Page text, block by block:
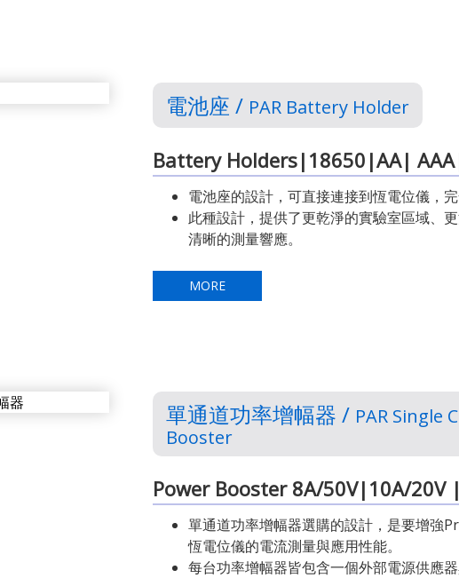
電池座 / PAR Battery Holder
Battery Holders|18650|AA|
電池座的設計，可直接連接到恆電位儀，完
此種設計，提供了更乾淨的實驗室區域、
清晰的測量響應。
MORE
單通道功率增幅器 / PAR Single
Booster
Power Booster 8A/50V|10A/20V
單通道功率增幅器選購的設計，是要增強
恆電位儀的電流測量與應用性能。
每台功率增幅器皆包含一個外部電源供應